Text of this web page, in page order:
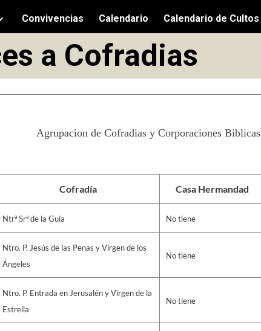
Convivencias Calendario Calendario de Cultos
a Cofradias
Agrupacion de Cofradias y Corporaciones Biblicas
Cofradía Casa Hermandad
Ntrª Srª de la Guía No tiene
Ntro. P. Jesús de las Penas y Virgen de los
Ángeles
No tiene
Ntro. P. Entrada en Jerusalén y Virgen de la
Estrella
No tiene